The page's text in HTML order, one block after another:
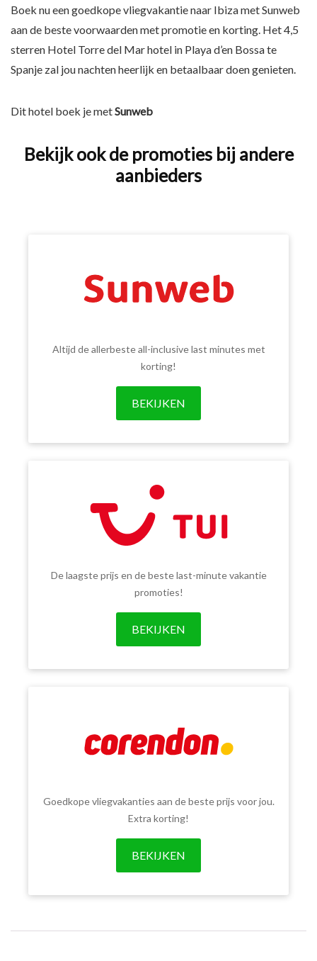
Boek nu een goedkope vliegvakantie naar Ibiza met Sunweb
aan de beste voorwaarden met promotie en korting. Het 4,5
sterren Hotel Torre del Mar hotel in Playa d’en Bossa te
Spanje zal jou nachten heerlijk en betaalbaar doen genieten.
Dit hotel boek je metSunweb
Bekijk ook de promoties bij andere
aanbieders
Altijd de allerbeste all-inclusive last minutes met
korting!
BEKIJKEN
De laagste prijs en de beste last-minute vakantie
promoties!
BEKIJKEN
Goedkope vliegvakanties aan de beste prijs voor jou.
Extra korting!
BEKIJKEN